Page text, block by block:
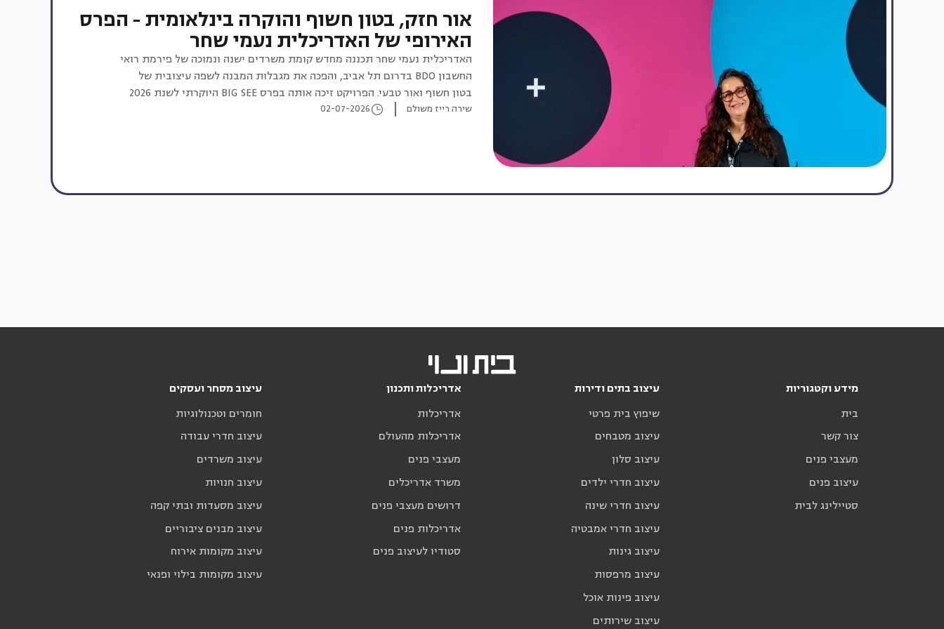
אור חזק, בטון חשוף והוקרה בינלאומית - הפרס
האירופי של האדריכלית נעמי שחר
האדריכלית נעמי שחר תכננה מחדש קומת משרדים ישנה ונמוכה של פירמת רואי
החשבון BDO בדרום תל אביב, והפכה את מגבלות המבנה לשפה עיצובית של
בטון חשוף ואור טבעי. הפרויקט זיכה אותה בפרס BIG SEE היוקרתי לשנת 2026
שירה רייז משולם 02-07-2026
מידע וקטגוריות
בית
צור קשר
מעצבי פנים
עיצוב פנים
סטיילינג לבית
עיצוב בתים ודירות
שיפוץ בית פרטי
עיצוב מטבחים
עיצוב סלון
עיצוב חדרי ילדים
עיצוב חדרי שינה
עיצוב חדרי אמבטיה
עיצוב גינות
עיצוב מרפסות
עיצוב פינות אוכל
עיצוב שירותים
אדריכלות ותכנון
אדריכלות
אדריכלות מהעולם
מעצבי פנים
משרד אדריכלים
דרושים מעצבי פנים
אדריכלות פנים
סטודיו לעיצוב פנים
עיצוב מסחר ועסקים
חומרים וטכנולוגיות
עיצוב חדרי עבודה
עיצוב משרדים
עיצוב חנויות
עיצוב מסעדות ובתי קפה
עיצוב מבנים ציבוריים
עיצוב מקומות אירוח
עיצוב מקומות בילוי ופנאי